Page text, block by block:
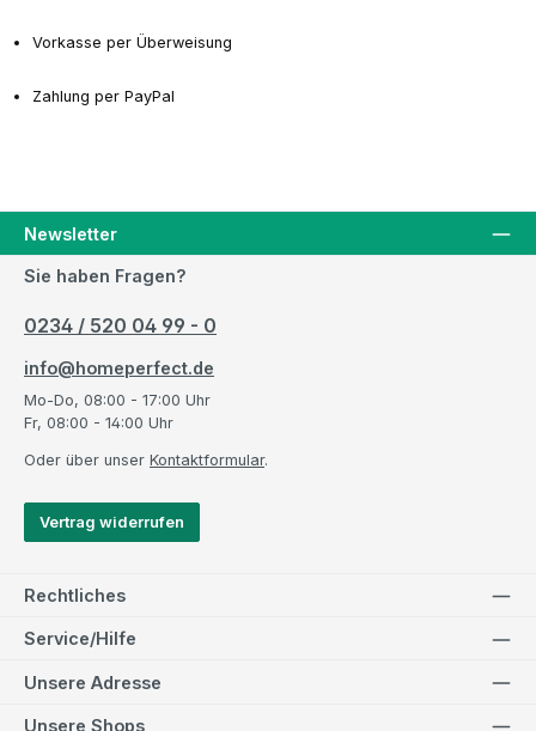
Vorkasse per Überweisung
Zahlung per PayPal
Newsletter
Sie haben Fragen?
0234 / 520 04 99 - 0
info@homeperfect.de
Mo-Do, 08:00 - 17:00 Uhr
Fr, 08:00 - 14:00 Uhr
Oder über unser Kontaktformular.
Vertrag widerrufen
Rechtliches
Service/Hilfe
Unsere Adresse
Unsere Shops